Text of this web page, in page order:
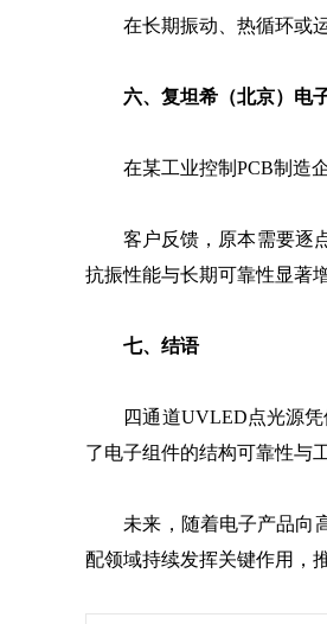
在长期振动、热循环或运
六、复坦希（北京）电
在某工业控制PCB制造企
客户反馈，原本需要逐点
抗振性能与长期可靠性显著增
七、结语
四通道UVLED点光源凭借
了电子组件的结构可靠性与
未来，随着电子产品向高
配领域持续发挥关键作用，